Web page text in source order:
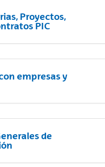
Proyectos,
PIC
empresas y
de